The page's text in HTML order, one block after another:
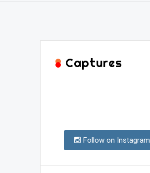
Captures
Follow on Instagram